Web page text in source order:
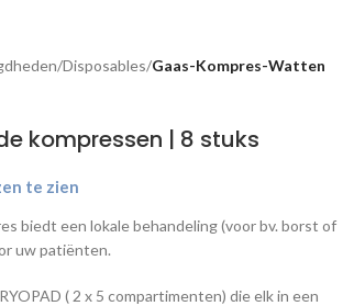
Disposables Gaas-Kompres-Watten
kompressen | 8 stuks
te zien
biedt een lokale behandeling (voor bv. borst of
uw patiënten.
( 2 x 5 compartimenten) die elk in een